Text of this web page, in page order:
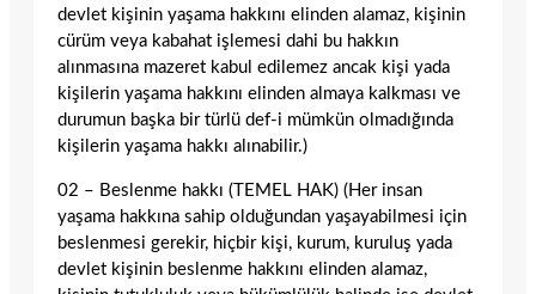
devlet kişinin yaşama hakkını elinden alamaz, kişinin
cürüm veya kabahat işlemesi dahi bu hakkın
alınmasına mazeret kabul edilemez ancak kişi yada
kişilerin yaşama hakkını elinden almaya kalkması ve
durumun başka bir türlü def-i mümkün olmadığında
kişilerin yaşama hakkı alınabilir.)
02 – Beslenme hakkı (TEMEL HAK) (Her insan
yaşama hakkına sahip olduğundan yaşayabilmesi için
beslenmesi gerekir, hiçbir kişi, kurum, kuruluş yada
devlet kişinin beslenme hakkını elinden alamaz,